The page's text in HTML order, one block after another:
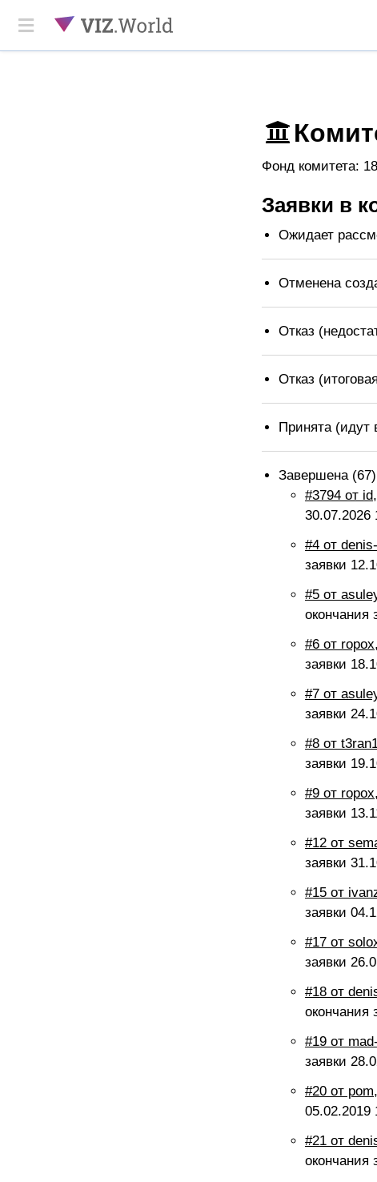
Фонд комитета:
Заявки в
Ожидает
Отменена
Отказ
Отказ
Принята (идут
Завершена (67)
#3794 от id
30.07.2026
#4 от
заявки
#5 от
окончания
#6 от ropox
заявки
#7 от
заявки
#8 от
заявки
#9 от ropox
заявки
#12 от
заявки
#15 от
заявки
#17 от
заявки
#18 от
окончания
#19 от
заявки
#20 от pom
05.02.2019
#21 от
окончания